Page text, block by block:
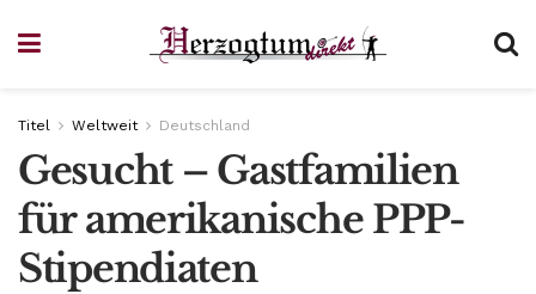
Titel Weltweit Deutschland
Gesucht – Gastfamilien
für amerikanische PPP-
Stipendiaten